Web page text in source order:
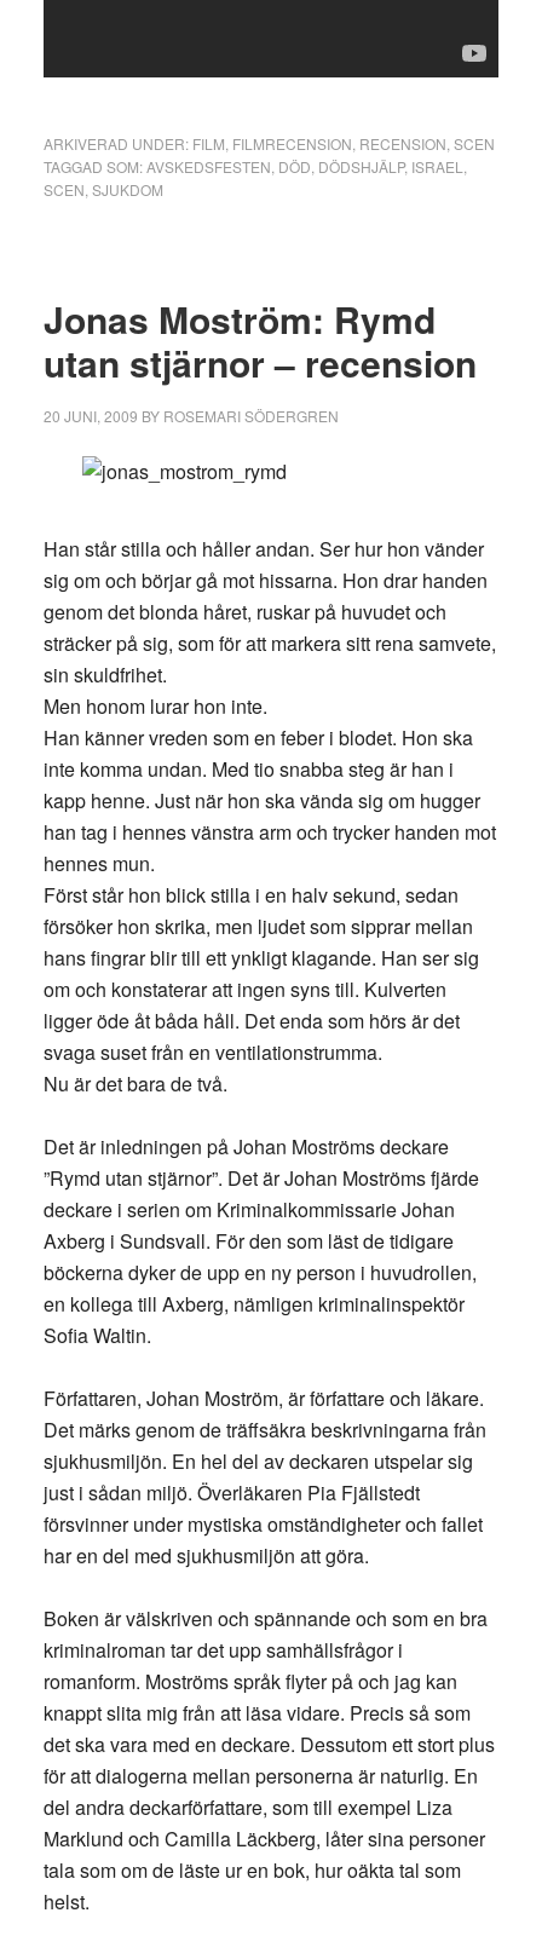
ARKIVERAD UNDER: FILM FILMRECENSION RECENSION SCEN
TAGGAD SOM:AVSKEDSFESTEN DÖD DÖDSHJÄLP, ISRAEL
SCEN SJUKDOM
Jonas Moström: Rymd
utan stjärnor – recension
20 JUNI, 2009 BY ROSEMARI SÖDERGREN
Han står stilla och håller andan. Ser hur hon vänder
sig om och börjar gå mot hissarna. Hon drar handen
genom det blonda håret, ruskar på huvudet och
sträcker på sig, som för att markera sitt rena samvete,
sin skuldfrihet.
Men honom lurar hon inte.
Han känner vreden som en feber i blodet. Hon ska
inte komma undan. Med tio snabba steg är han i
kapp henne. Just när hon ska vända sig om hugger
han tag i hennes vänstra arm och trycker handen mot
hennes mun.
Först står hon blick stilla i en halv sekund, sedan
försöker hon skrika, men ljudet som sipprar mellan
hans fingrar blir till ett ynkligt klagande. Han ser sig
om och konstaterar att ingen syns till. Kulverten
ligger öde åt båda håll. Det enda som hörs är det
svaga suset från en ventilationstrumma.
Nu är det bara de två.
Det är inledningen på Johan Moströms deckare
”Rymd utan stjärnor”. Det är Johan Moströms fjärde
deckare i serien om Kriminalkommissarie Johan
Axberg i Sundsvall. För den som läst de tidigare
böckerna dyker de upp en ny person i huvudrollen,
en kollega till Axberg, nämligen kriminalinspektör
Sofia Waltin.
Författaren, Johan Moström, är författare och läkare.
Det märks genom de träffsäkra beskrivningarna från
sjukhusmiljön. En hel del av deckaren utspelar sig
just i sådan miljö. Överläkaren Pia Fjällstedt
försvinner under mystiska omständigheter och fallet
har en del med sjukhusmiljön att göra.
Boken är välskriven och spännande och som en bra
kriminalroman tar det upp samhällsfrågor i
romanform. Moströms språk flyter på och jag kan
knappt slita mig från att läsa vidare. Precis så som
det ska vara med en deckare. Dessutom ett stort plus
för att dialogerna mellan personerna är naturlig. En
del andra deckarförfattare, som till exempel Liza
Marklund och Camilla Läckberg, låter sina personer
tala som om de läste ur en bok, hur oäkta tal som
helst.